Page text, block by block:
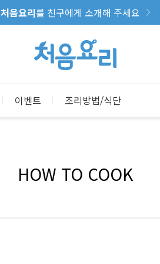
처음요리를 친구에게 소개해 주세요
이벤트 조리방법/식단
HOW TO COOK